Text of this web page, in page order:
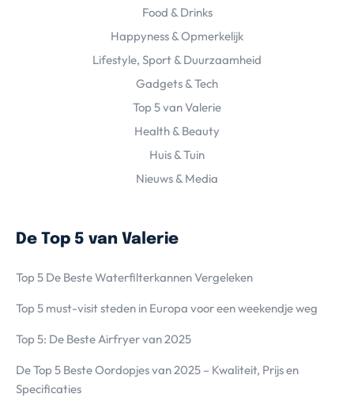
Food & Drinks
Happyness & Opmerkelijk
Lifestyle, Sport & Duurzaamheid
Gadgets & Tech
Top 5 van Valerie
Health & Beauty
Huis & Tuin
Nieuws & Media
De Top 5 van Valerie
Top 5 De Beste Waterfilterkannen Vergeleken
Top 5 must-visit steden in Europa voor een weekendje weg
Top 5: De Beste Airfryer van 2025
De Top 5 Beste Oordopjes van 2025 – Kwaliteit, Prijs en
Specificaties